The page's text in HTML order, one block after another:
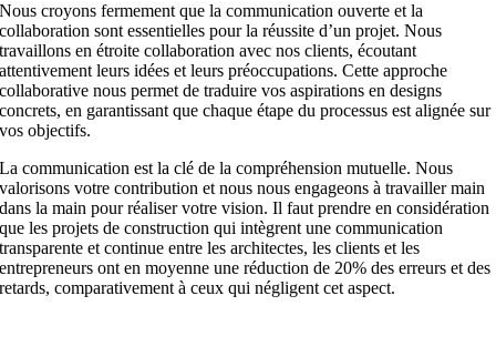
Nous croyons fermement que la communication ouverte et la
collaboration sont essentielles pour la réussite d’un projet. Nous
travaillons en étroite collaboration avec nos clients, écoutant
attentivement leurs idées et leurs préoccupations. Cette approche
collaborative nous permet de traduire vos aspirations en designs
concrets, en garantissant que chaque étape du processus est alignée sur
vos objectifs.
La communication est la clé de la compréhension mutuelle. Nous
valorisons votre contribution et nous nous engageons à travailler main
dans la main pour réaliser votre vision. Il faut prendre en considération
que les projets de construction qui intègrent une communication
transparente et continue entre les architectes, les clients et les
entrepreneurs ont en moyenne une réduction de 20% des erreurs et des
retards, comparativement à ceux qui négligent cet aspect.